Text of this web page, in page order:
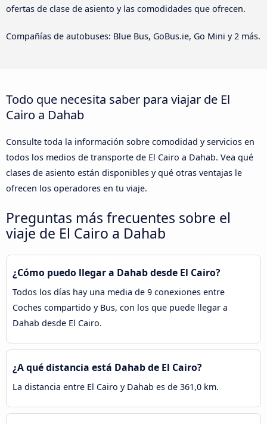
ofertas de clase de asiento y las comodidades que ofrecen.
Compañías de autobuses: Blue Bus, GoBus.ie, Go Mini y 2 más.
Todo que necesita saber para viajar de El
Cairo a Dahab
Consulte toda la información sobre comodidad y servicios en
todos los medios de transporte de El Cairo a Dahab. Vea qué
clases de asiento están disponibles y qué otras ventajas le
ofrecen los operadores en tu viaje.
Preguntas más frecuentes sobre el
viaje de El Cairo a Dahab
¿Cómo puedo llegar a Dahab desde El Cairo?
Todos los días hay una media de 9 conexiones entre
Coches compartido y Bus, con los que puede llegar a
Dahab desde El Cairo.
¿A qué distancia está Dahab de El Cairo?
La distancia entre El Cairo y Dahab es de 361,0 km.